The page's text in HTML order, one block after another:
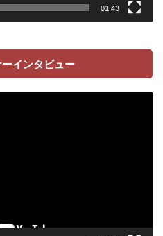
01:43
インタビュー